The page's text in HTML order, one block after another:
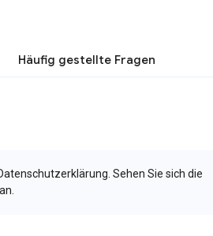
Häufig gestellte Fragen
Sehen Sie sich die
an.